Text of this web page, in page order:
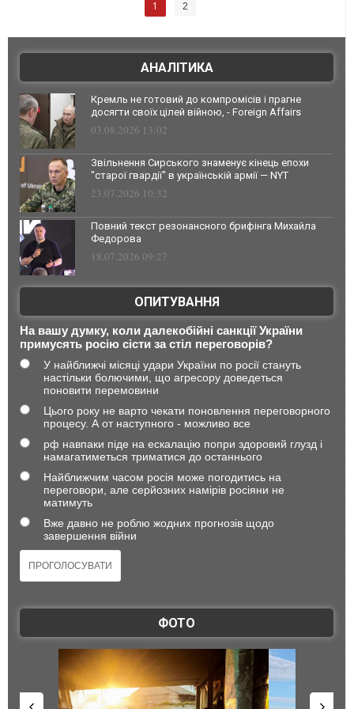
1 2
АНАЛІТИКА
Кремль не готовий до компромісів і прагне
досягти своїх цілей війною, - Foreign Affairs
03.08.2026 13:02
Звільнення Сирського знаменує кінець епохи
"старої гвардії" в українській армії — NYT
23.07.2026 10:32
Повний текст резонансного брифінга Михайла
Федорова
18.07.2026 09:27
ОПИТУВАННЯ
На вашу думку, коли далекобійні санкції України
примусять росію сісти за стіл переговорів?
У найближчі місяці удари України по росії стануть
настільки болючими, що агресору доведеться
поновити перемовини
Цього року не варто чекати поновлення переговорного
процесу. А от наступного - можливо все
рф навпаки піде на ескалацію попри здоровий глузд і
намагатиметься триматися до останнього
Найближчим часом росія може погодитись на
переговори, але серйозних намірів росіяни не
матимуть
Вже давно не роблю жодних прогнозів щодо
завершення війни
ФОТО